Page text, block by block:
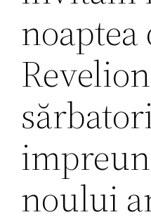
noaptea
noului